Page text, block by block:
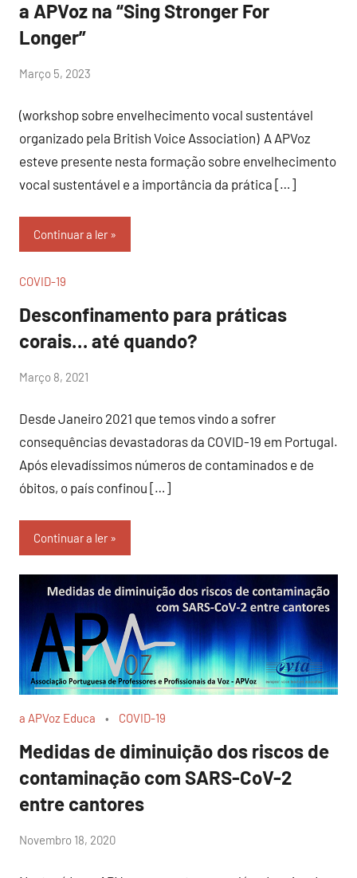
a APVoz na “Sing Stronger For
Longer”
por
Março 5, 2023
(workshop sobre envelhecimento vocal sustentável
organizado pela British Voice Association) A APVoz
esteve presente nesta formação sobre envelhecimento
vocal sustentável e a importância da prática […]
Continuar a ler
COVID-19
Desconfinamento para práticas
corais… até quando?
por
Março 8, 2021
Desde Janeiro 2021 que temos vindo a sofrer
consequências devastadoras da COVID-19 em Portugal.
Após elevadíssimos números de contaminados e de
óbitos, o país confinou […]
Continuar a ler
a APVoz Educa COVID-19
Medidas de diminuição dos riscos de
contaminação com SARS-CoV-2
entre cantores
por
Novembro 18, 2020